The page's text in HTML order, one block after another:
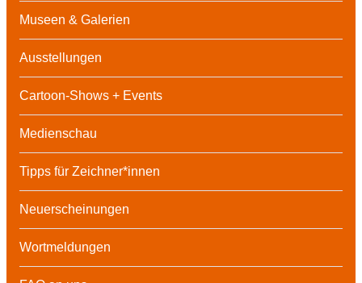
Museen & Galerien
Ausstellungen
Cartoon-Shows + Events
Medienschau
Tipps für Zeichner*innen
Neuerscheinungen
Wortmeldungen